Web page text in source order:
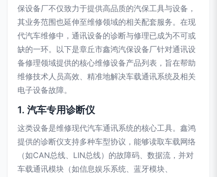
保设备厂不仅致力于提供高品质的汽保工具与设备，
其业务范围也延伸至维修领域的相关配套服务。在现
代汽车维修中，通讯设备的诊断与修理已成为不可或
缺的一环。以下是章丘市鑫鸿汽保设备厂针对通讯设
备修理领域提供的核心维修设备产品列表，旨在帮助
维修技术人员高效、精准地解决车载通讯系统及相关
电子设备故障。
1. 汽车专用诊断仪
这类设备是维修现代汽车通讯系统的核心工具。鑫鸿
提供的诊断仪支持多种车型协议，能够读取车载网络
（如CAN总线、LIN总线）的故障码、数据流，并对
车载通讯模块（如信息娱乐系统、蓝牙模块、